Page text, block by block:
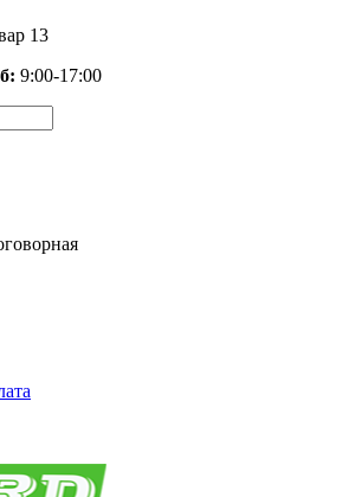
13
9:00-17:00